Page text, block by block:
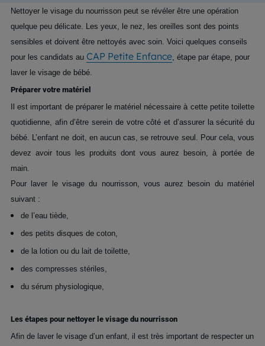
Nettoyer le visage du nourrisson peut se révéler être une opération
quelque peu délicate. Les yeux, le nez, les oreilles sont des points
sensibles et doivent être nettoyés avec soin. Voici quelques conseils
pour les candidats au CAP Petite Enfance , étape par étape, pour
laver le visage de bébé.
Préparer votre matériel
Il est important de préparer le matériel nécessaire à cette petite toilette
quotidienne, afin d’être serein de votre côté et d’assurer la sécurité du
bébé. L’enfant ne doit, en aucun cas, se retrouve seul. Pour cela, vous
devez avoir tous les produits dont vous aurez besoin, à portée de
main.
Pour laver le visage du nourrisson, vous aurez besoin du matériel
suivant :
de l’eau tiède,
des petits disques de coton,
de la lotion ou du lait de toilette,
des compresses stériles,
du sérum physiologique,
Les étapes pour nettoyer le visage du nourrisson
Afin de laver le visage d’un enfant, il est très important de respecter un